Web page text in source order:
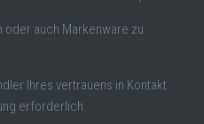
oder auch Markenware zu
Ihres vertrauens in Kontakt
erforderlich.